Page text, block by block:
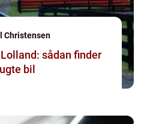
Christensen
sådan finder
bil